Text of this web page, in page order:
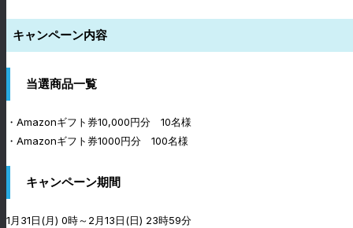
キャンペーン内容
当選商品一覧
・Amazonギフト券10,000円分 10名様
・Amazonギフト券1000円分 100名様
キャンペーン期間
1月31日(月) 0時～2月13日(日) 23時59分